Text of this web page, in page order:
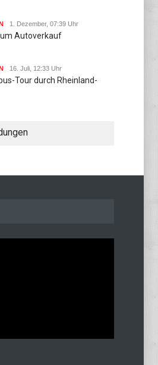
1. Dezember, 07:39 Uhr
Autoverkauf
16. Juli, 12:33 Uhr
Tour durch Rheinland-